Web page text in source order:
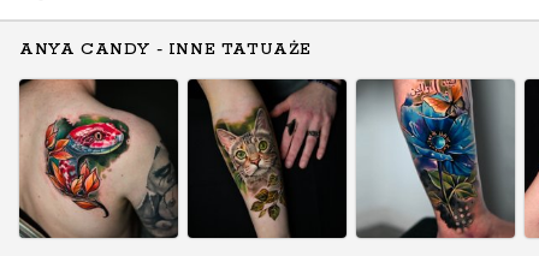
ANYA CANDY - INNE TATUAŻE